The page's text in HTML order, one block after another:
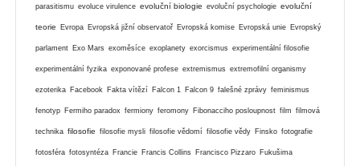
parasitismu evoluce virulence evoluční biologie evoluční psychologie evoluční
teorie Evropa Evropská jižní observatoř Evropská komise Evropská unie Evropský
parlament Exo Mars exoměsíce exoplanety exorcismus experimentální filosofie
experimentální fyzika exponované profese extremismus extremofilní organismy
ezoterika Facebook Fakta vítězí Falcon 1 Falcon 9 falešné zprávy feminismus
fenotyp Fermiho paradox fermiony feromony Fibonacciho posloupnost film filmová
technika filosofie filosofie mysli filosofie vědomí filosofie vědy Finsko fotografie
fotosféra fotosyntéza Francie Francis Collins Francisco Pizzaro Fukušima